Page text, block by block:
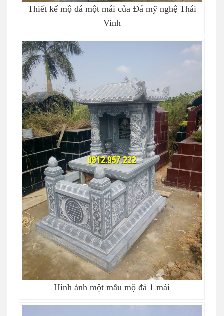
Thiết kế mộ đá một mái của Đá mỹ nghệ Thái
Vinh
Hình ảnh một mẫu mộ đá 1 mái